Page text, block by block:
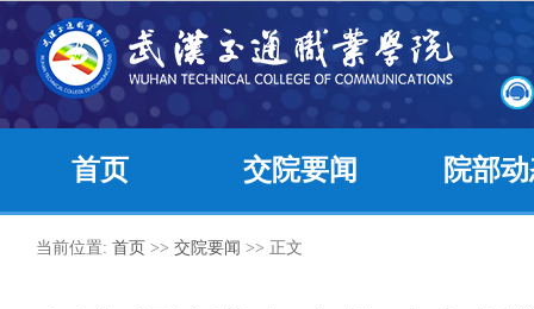
首页 交院要闻 院部
当前位置: 首页 >> 交院要闻 >> 正文